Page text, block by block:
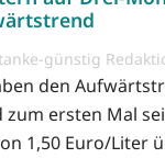
günstig
den
ersten Mal
1,50 Euro/Liter